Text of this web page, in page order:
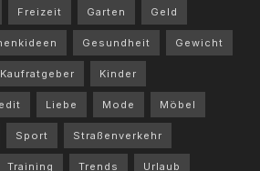
Freizeit Garten Geld
Gesundheit Gewicht
Kaufratgeber Kinder
Liebe Mode Möbel
Sport Straßenverkehr
Training Trends Urlaub